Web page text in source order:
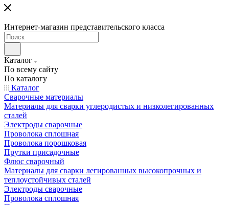
Интернет-магазин представительского класса
Каталог
По всему сайту
По каталогу
Каталог
Сварочные материалы
Материалы для сварки углеродистых и низколегированных
сталей
Электроды сварочные
Проволока сплошная
Проволока порошковая
Прутки присадочные
Флюс сварочный
Материалы для сварки легированных высокопрочных и
теплоустойчивых сталей
Электроды сварочные
Проволока сплошная